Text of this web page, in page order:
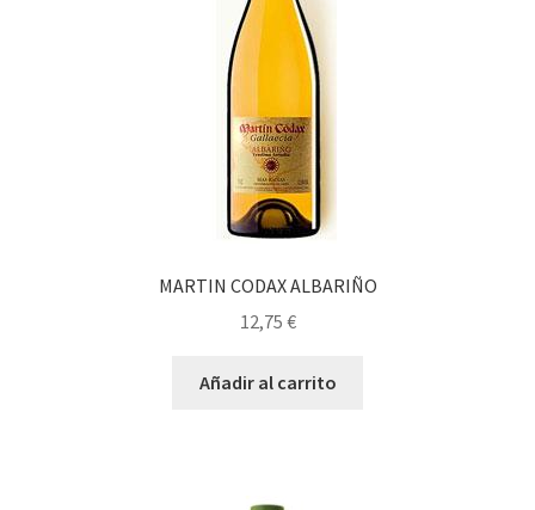
MARTIN CODAX ALBARIÑO
12,75 €
Añadir al carrito